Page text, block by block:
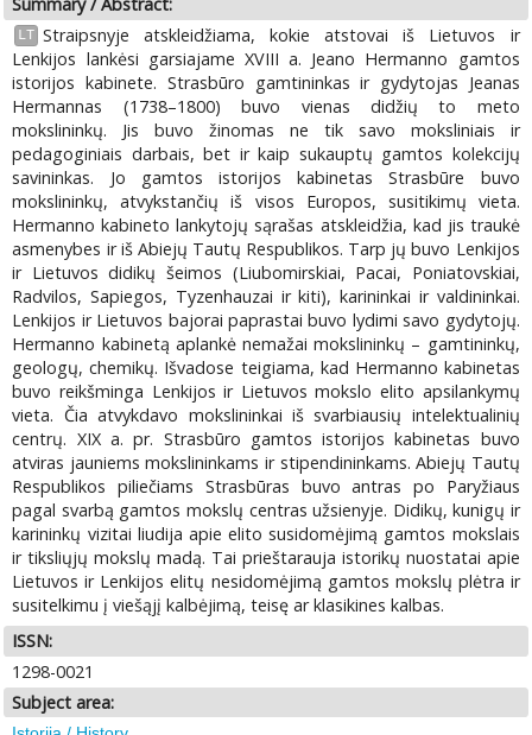
LT Straipsnyje atskleidžiama, kokie atstovai iš Lietuvos ir
Lenkijos lankėsi garsiajame XVIII a. Jeano Hermanno gamtos
istorijos kabinete. Strasbūro gamtininkas ir gydytojas Jeanas
Hermannas (1738–1800) buvo vienas didžių to meto
mokslininkų. Jis buvo žinomas ne tik savo moksliniais ir
pedagoginiais darbais, bet ir kaip sukauptų gamtos kolekcijų
savininkas. Jo gamtos istorijos kabinetas Strasbūre buvo
mokslininkų, atvykstančių iš visos Europos, susitikimų vieta.
Hermanno kabineto lankytojų sąrašas atskleidžia, kad jis traukė
asmenybes ir iš Abiejų Tautų Respublikos. Tarp jų buvo Lenkijos
ir Lietuvos didikų šeimos (Liubomirskiai, Pacai, Poniatovskiai,
Radvilos, Sapiegos, Tyzenhauzai ir kiti), karininkai ir valdininkai.
Lenkijos ir Lietuvos bajorai paprastai buvo lydimi savo gydytojų.
Hermanno kabinetą aplankė nemažai mokslininkų – gamtininkų,
geologų, chemikų. Išvadose teigiama, kad Hermanno kabinetas
buvo reikšminga Lenkijos ir Lietuvos mokslo elito apsilankymų
vieta. Čia atvykdavo mokslininkai iš svarbiausių intelektualinių
centrų. XIX a. pr. Strasbūro gamtos istorijos kabinetas buvo
atviras jauniems mokslininkams ir stipendininkams. Abiejų Tautų
Respublikos piliečiams Strasbūras buvo antras po Paryžiaus
pagal svarbą gamtos mokslų centras užsienyje. Didikų, kunigų ir
karininkų vizitai liudija apie elito susidomėjimą gamtos mokslais
ir tiksliųjų mokslų madą. Tai prieštarauja istorikų nuostatai apie
Lietuvos ir Lenkijos elitų nesidomėjimą gamtos mokslų plėtra ir
susitelkimu į viešąjį kalbėjimą, teisę ar klasikines kalbas.
ISSN:
1298-0021
Subject area: